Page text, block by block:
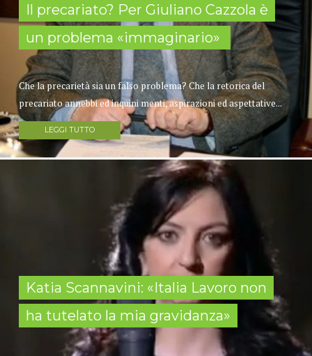
Il precariato? Per Giuliano Cazzola è
un problema «immaginario»
Che la precarietà sia un falso problema? Che la retorica del
precariato annebbi ed inquini menti, aspirazioni ed aspettative...
LEGGI TUTTO
Katia Scannavini: «Italia Lavoro non
ha tutelato la mia gravidanza»